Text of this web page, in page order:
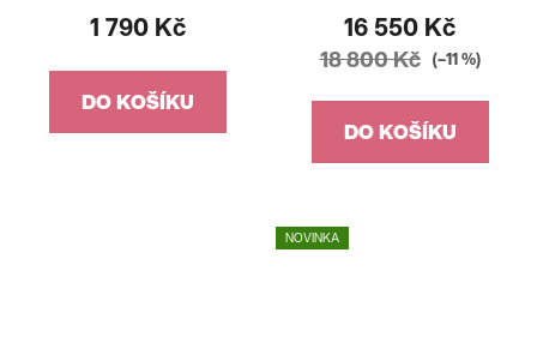
1 790 Kč
DO KOŠÍKU
16 550 Kč
18 800 Kč (–11 %)
DO KOŠÍKU
NOVINKA